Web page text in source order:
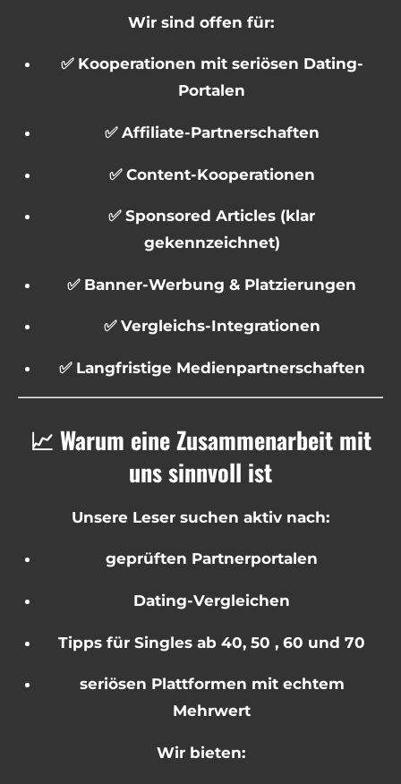
Wir sind offen für:
✅ Kooperationen mit seriösen Dating-
Portalen
✅ Affiliate-Partnerschaften
✅ Content-Kooperationen
✅ Sponsored Articles (klar
gekennzeichnet)
✅ Banner-Werbung & Platzierungen
✅ Vergleichs-Integrationen
✅ Langfristige Medienpartnerschaften
📈 Warum eine Zusammenarbeit mit
uns sinnvoll ist
Unsere Leser suchen aktiv nach:
geprüften Partnerportalen
Dating-Vergleichen
Tipps für Singles ab 40, 50 , 60 und 70
seriösen Plattformen mit echtem
Mehrwert
Wir bieten: